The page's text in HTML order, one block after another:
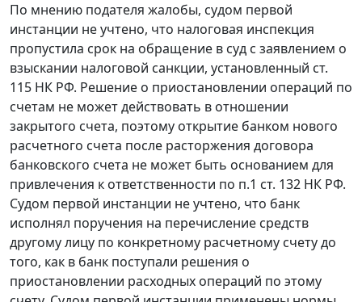
По мнению подателя жалобы, судом первой
инстанции не учтено, что налоговая инспекция
пропустила срок на обращение в суд с заявлением о
взыскании налоговой санкции, установленный ст.
115 НК РФ. Решение о приостановлении операций по
счетам не может действовать в отношении
закрытого счета, поэтому открытие банком нового
расчетного счета после расторжения договора
банковского счета не может быть основанием для
привлечения к ответственности по п.1 ст. 132 НК РФ.
Судом первой инстанции не учтено, что банк
исполнял поручения на перечисление средств
другому лицу по конкретному расчетному счету до
того, как в банк поступали решения о
приостановлении расходных операций по этому